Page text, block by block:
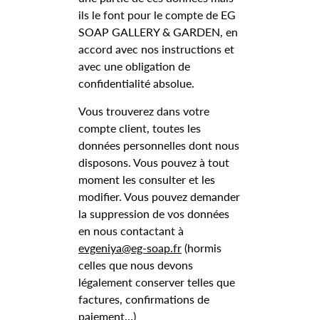
ils le font pour le compte de EG
SOAP GALLERY & GARDEN, en
accord avec nos instructions et
avec une obligation de
confidentialité absolue.
Vous trouverez dans votre
compte client, toutes les
données personnelles dont nous
disposons. Vous pouvez à tout
moment les consulter et les
modifier. Vous pouvez demander
la suppression de vos données
en nous contactant à
evgeniya@eg-soap.fr (hormis
celles que nous devons
légalement conserver telles que
factures, confirmations de
paiement…)